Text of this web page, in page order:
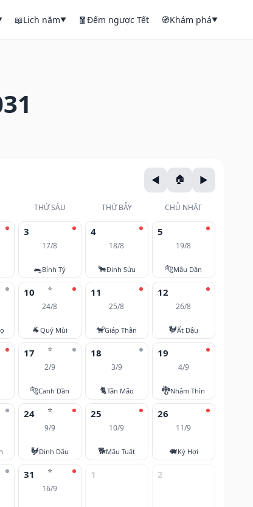
📖Lịch năm▼ 🧧Đếm ngược Tết 🧭Khám phá▼
THỨ SÁU THỨ BẢY CHỦ NHẬT
3
17/8
🐀Bính Tý
4
18/8
🐂Đinh Sửu
5
19/8
🐅Mậu Dần
⭐
10
24/8
🐐Quý Mùi
11
25/8
🐒Giáp Thân
12
26/8
🐓Ất Dậu
⭐
17
2/9
🐅Canh Dần
18
3/9
🐈Tân Mão
19
4/9
🐉Nhâm Thìn
⭐
24
9/9
🐓Đinh Dậu
25
10/9
🐕Mậu Tuất
26
11/9
🐖Kỷ Hợi
⭐
31
16/9
1 2